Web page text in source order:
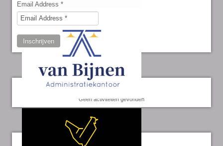
Email Address *
Inschrijven
Kalender
Geen activiteiten gevonden